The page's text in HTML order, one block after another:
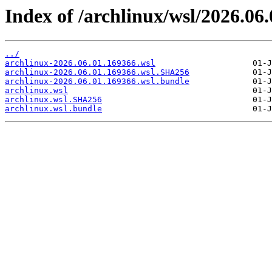
Index of /archlinux/wsl/
../
archlinux-2026.06.01.169366.wsl
archlinux-2026.06.01.169366.wsl.SHA256
archlinux-2026.06.01.169366.wsl.bundle
archlinux.wsl
archlinux.wsl.SHA256
archlinux.wsl.bundle